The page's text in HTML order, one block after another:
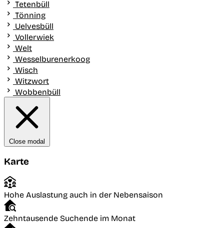
Tetenbüll
Tönning
Uelvesbüll
Vollerwiek
Welt
Wesselburenerkoog
Wisch
Witzwort
Wobbenbüll
Close modal
Karte
Hohe Auslastung auch in der Nebensaison
Zehntausende Suchende im Monat